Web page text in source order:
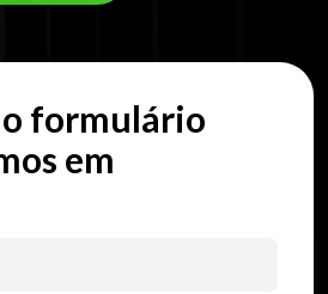
formulário
em